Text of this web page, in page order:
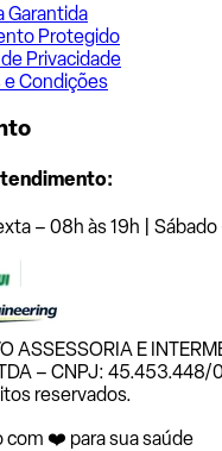
Garantida
Protegido
Privacidade
e Condições
– 08h às 19h |
ASSESSORIA E
– CNPJ:
reservados.
com ❤️ para sua saúde